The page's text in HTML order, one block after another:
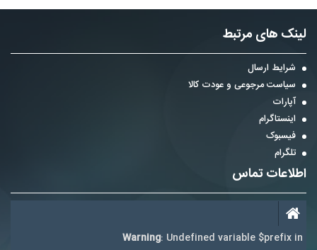
لینک های مرتبط
شرایط ارسال
سیاست مرجوعی و عودت کالا
آپارات
اینستاگرام
فیسبوک
تلگرام
اطلاعات تماس
Warning: Undefined variable $prefix in